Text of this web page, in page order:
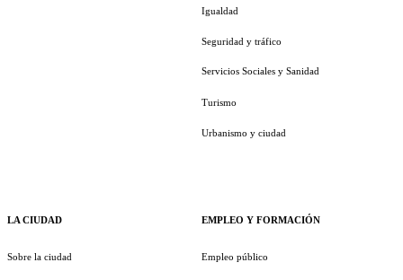
LA CIUDAD
Sobre la ciudad
Igualdad
Seguridad y tráfico
Servicios Sociales y Sanidad
Turismo
Urbanismo y ciudad
EMPLEO Y FORMACIÓN
Empleo público